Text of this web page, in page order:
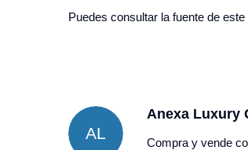
Puedes consultar la fuente de
AL
Anexa Luxury
Compra y vende